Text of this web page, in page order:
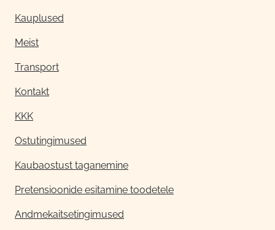
Kauplused
Meist
Transport
Kontakt
KKK
Ostutingimused
Kaubaostust taganemine
Pretensioonide esitamine toodetele
Andmekaitsetingimused